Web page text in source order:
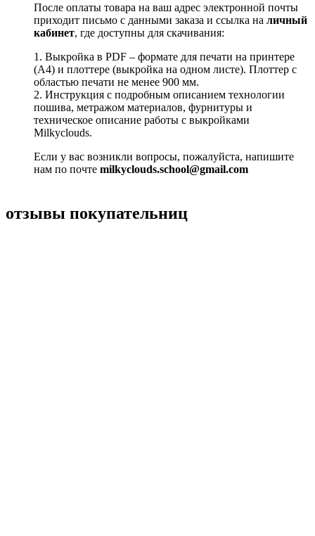
После оплаты товара на ваш адрес электронной почты
приходит письмо с данными заказа и ссылка на личный
кабинет, где доступны для скачивания:
1. Выкройка в PDF – формате для печати на принтере
(А4) и плоттере (выкройка на одном листе). Плоттер с
областью печати не менее 900 мм.
2. Инструкция с подробным описанием технологии
пошива, метражом материалов, фурнитуры и
техническое описание работы с выкройками
Milkyclouds.
Если у вас возникли вопросы, пожалуйста, напишите
нам по почте milkyclouds.school@gmail.com
отзывы покупательниц